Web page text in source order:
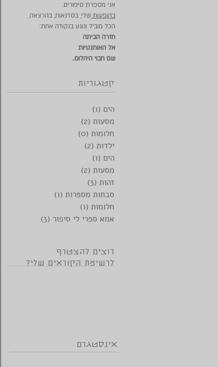
אני מספרת סיפורים.
בהופעות שלי, בסדנאות, בהרצאה,
הכל מוביל ונוגע בנקודה אחת:
חזרה הביתה
אל האותנטיות
שם חבוי היהלום.
קטגוריות
הים (1)
מסעות (2)
חלומות (0)
ילדות (2)
הים (1)
מסעות (2)
זהות (3)
סבתות מספרות (1)
חלומות (1)
אמא ספרי לי סיפור (3)
אינסטגרם
רוצים להצטרף
לרשימת הקוראים שלי?